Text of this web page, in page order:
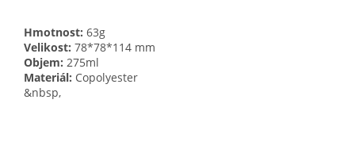
Hmotnost: 63g
Velikost: 78*78*114 mm
Objem: 275ml
Materiál: Copolyester
&nbsp,